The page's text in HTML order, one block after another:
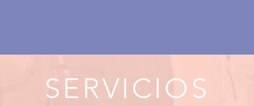
SERVICIOS